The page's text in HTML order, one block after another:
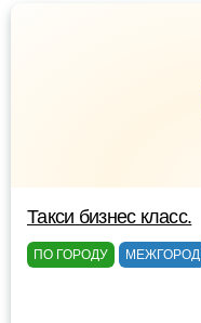
Такси бизнес класс.
ПО ГОРОДУ МЕЖГОРОД